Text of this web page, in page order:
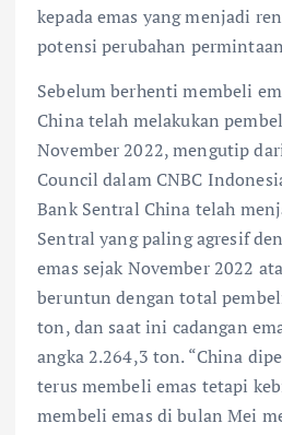
kepada emas yang menjadi
potensi perubahan
Sebelum berhenti membeli
China telah melakukan
November 2022, mengutip
Council dalam CNBC
Bank Sentral China telah
Sentral yang paling agresif
emas sejak November 2022
beruntun dengan total
ton, dan saat ini cadangan
angka 2.264,3 ton. “China
terus membeli emas tetapi
membeli emas di bulan Mei